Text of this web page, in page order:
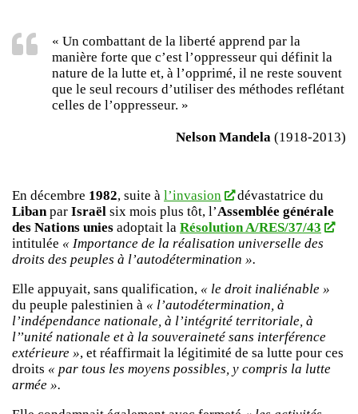
« Un combattant de la liberté apprend par la
manière forte que c’est l’oppresseur qui définit la
nature de la lutte et, à l’opprimé, il ne reste souvent
que le seul recours d’utiliser des méthodes reflétant
celles de l’oppresseur. »
Nelson Mandela (1918-2013)
En décembre 1982, suite à l’invasion
dévastatrice du
Libanpar Israël six mois plus tôt, l’Assemblée générale
des Nations unies adoptait la Résolution A/RES/37/43
intitulée « Importance de la réalisation universelle des
droits des peuples à l’autodétermination ».
Elle appuyait, sans qualification, « le droit inaliénable »
du peuple palestinien à « l’autodétermination, à
l’indépendance nationale, à l’intégrité territoriale, à
l’’unité nationale et à la souveraineté sans interférence
extérieure », et réaffirmait la légitimité de sa lutte pour ces
droits « par tous les moyens possibles, y compris la lutte
armée ».